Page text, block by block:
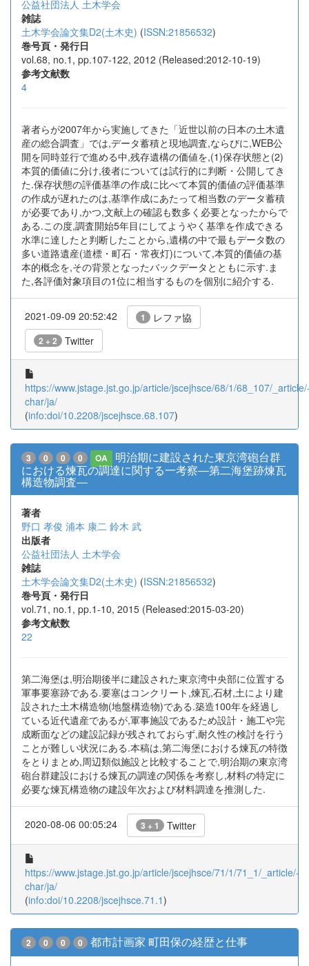
公益社団法人 土木学会
雑誌
土木学会論文集D2(土木史) (ISSN:21856532)
巻号頁・発行日
vol.68, no.1, pp.107-122, 2012 (Released:2012-10-19)
参考文献数
4
著者らが2007年から実施してきた「近世以前の日本の土木遺
産の総合調査」では,データ蓄積と現地調査,ならびに,WEB公
開を同時並行で進める中,残存遺構の価値を,(1)保存状態と(2)
本質的価値に分け,後者については試行的に判断・公開してき
た.保存状態の評価基準の作成に比べて本質的価値の評価基準
の作成が遅れたのは,基準作成にあたって相当数のデータ蓄積
が必要であり,かつ,文献上の確認も数多く必要となったからで
ある.この度,調査開始5年目にしてようやく基準を作成できる
水準に達したと判断したことから,遺構の中で最もデータ数の
多い道路遺産(道標・町石・常夜灯)について,本質的価値の基
本的概念を,その背景となったバックデータとともに示す.ま
た,各評価対象項目の1位に相当するものを個別に紹介する.
2021-09-09 20:52:42 1 レファ協
2 + 2 Twitter
https://www.jstage.jst.go.jp/article/jscejhsce/68/1/68_107/
char/ja/
(info:doi/10.2208/jscejhsce.68.107)
3 0 0 0 OA
明治期に建設された東京湾砲台群
における煉瓦の調達に関する一考察―第二海堡跡煉瓦
構造物調査―
著者
野口 孝俊 浦本 康二 鈴木 武
出版者
公益社団法人 土木学会
雑誌
土木学会論文集D2(土木史) (ISSN:21856532)
巻号頁・発行日
vol.71, no.1, pp.1-10, 2015 (Released:2015-03-20)
参考文献数
22
第二海堡は,明治期後半に建設された東京湾中央部に位置する
軍事要塞跡である.要塞はコンクリート,煉瓦,石材,土により建
設された土木構造物(地盤構造物)である.築造100年を経過し
ている近代遺産であるが,軍事施設であるため設計・施工や完
成断面などの建設記録が残されておらず,耐久性の検討を行う
ことが難しい状況にある.本稿は,第二海堡における煉瓦の特徴
をとりまとめ,周辺類似施設と比較することで,明治期の東京湾
砲台群建設における煉瓦の調達の関係を考察し,材料の特定に
必要な煉瓦構造物の建設年次および材料調達を推測した.
2020-08-06 00:05:24 3 + 1 Twitter
https://www.jstage.jst.go.jp/article/jscejhsce/71/1/71_1/_article/-
char/ja/
(info:doi/10.2208/jscejhsce.71.1)
2 0 0 0 都市計画家 町田保の経歴と仕事